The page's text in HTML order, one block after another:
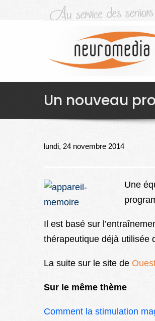
Un nouveau
lundi, 24 novembre 2014
Une
Il est basé sur
thérapeutique déjà utilisée
La suite sur le site de
Sur le même thème
Comment la stimulation